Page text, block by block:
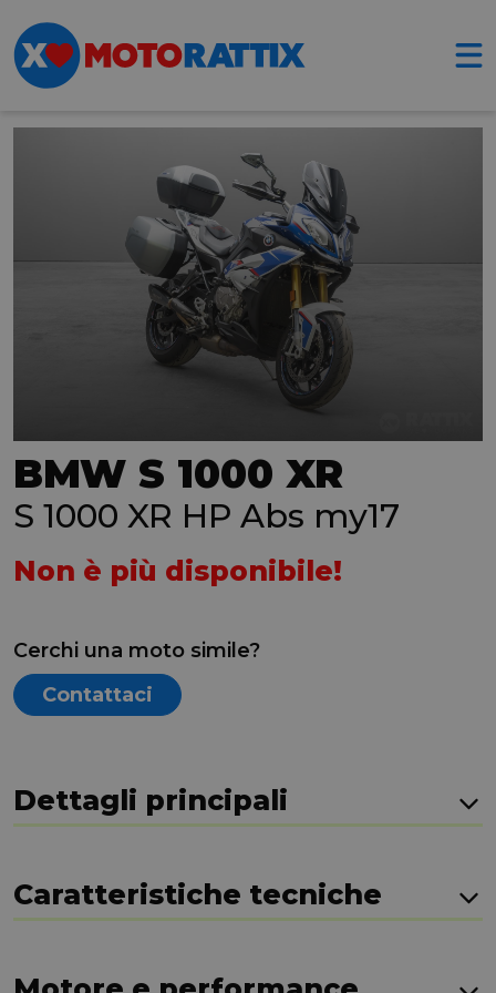
BMW S 1000 XR
S 1000 XR HP Abs my17
Non è più disponibile!
Cerchi una moto simile?
Contattaci
Dettagli principali
Caratteristiche tecniche